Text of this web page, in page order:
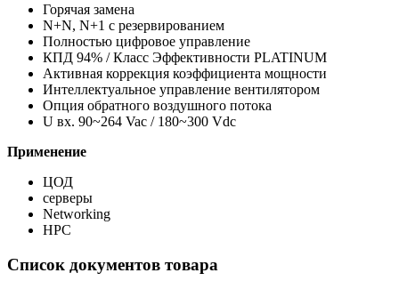
Горячая замена
N+N, N+1 с резервированием
Полностью цифровое управление
КПД 94% / Класс Эффективности PLATINUM
Активная коррекция коэффициента мощности
Интеллектуальное управление вентилятором
Опция обратного воздушного потока
U вх. 90~264 Vac / 180~300 Vdc
Применение
ЦОД
серверы
Networking
HPC
Список документов товара